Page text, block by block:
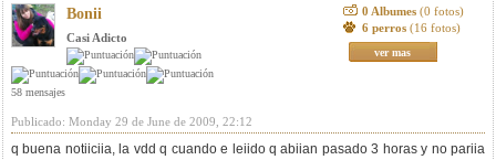
Bonii
Casi Adicto
58 mensajes
0 Albumes (0 fotos)
6 perros (16 fotos)
ver mas
Publicado: Monday 29 de June de 2009, 22:12
q buena notiiciia, la vdd q cuando e leiido q abiian pasado 3 horas y no pariia